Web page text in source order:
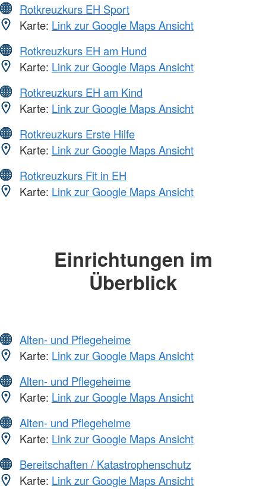
Rotkreuzkurs EH Sport
Karte: Link zur Google Maps Ansicht
Rotkreuzkurs EH am Hund
Karte: Link zur Google Maps Ansicht
Rotkreuzkurs EH am Kind
Karte: Link zur Google Maps Ansicht
Rotkreuzkurs Erste Hilfe
Karte: Link zur Google Maps Ansicht
Rotkreuzkurs Fit in EH
Karte: Link zur Google Maps Ansicht
Einrichtungen im
Überblick
Alten- und Pflegeheime
Karte: Link zur Google Maps Ansicht
Alten- und Pflegeheime
Karte: Link zur Google Maps Ansicht
Alten- und Pflegeheime
Karte: Link zur Google Maps Ansicht
Bereitschaften / Katastrophenschutz
Karte: Link zur Google Maps Ansicht